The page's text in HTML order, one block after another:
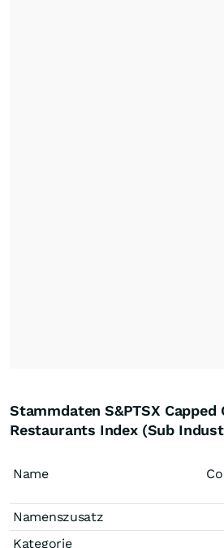
Stammdaten S&PTSX Capped
Restaurants Index (Sub
Name
Namenszusatz
Kategorie